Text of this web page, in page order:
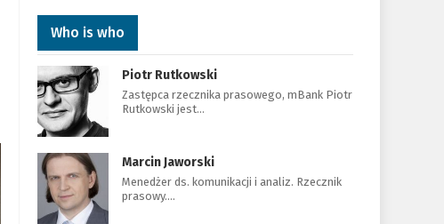
Who is who
Piotr Rutkowski
Zastępca rzecznika prasowego, mBank Piotr
Rutkowski jest…
Marcin Jaworski
Menedżer ds. komunikacji i analiz. Rzecznik
prasowy.…